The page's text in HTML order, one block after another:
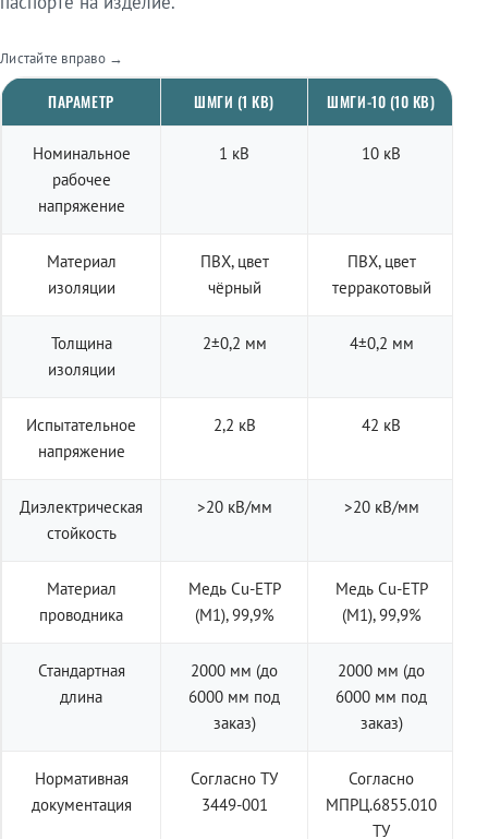
Листайте вправо →
ПАРАМЕТР ШМГИ (1 КВ) ШМГИ-10 (10 КВ)
Номинальное
рабочее
напряжение
1 кВ 10 кВ
Материал
изоляции
ПВХ, цвет
чёрный
ПВХ, цвет
терракотовый
Толщина
изоляции
2±0,2 мм 4±0,2 мм
Испытательное
напряжение
2,2 кВ 42 кВ
Диэлектрическая
стойкость
>20 кВ/мм >20 кВ/мм
Материал
проводника
Медь Cu-ETP
(M1), 99,9%
Медь Cu-ETP
(M1), 99,9%
Стандартная
длина
2000 мм (до
6000 мм под
заказ)
2000 мм (до
6000 мм под
заказ)
Нормативная
документация
Согласно ТУ
3449-001
Согласно
МПРЦ.6855.010
ТУ